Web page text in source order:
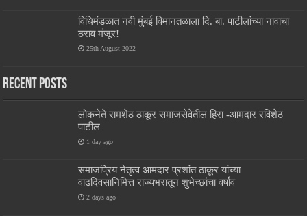
विधिमंडळात नवी मुंबई विमानतळाला दि. बा. पाटीलांच्या नावाचा
ठराव मंजूर!
25th August 2022
Recent Posts
लोकनेते रामशेठ ठाकूर समाजसेवेतील हिरा -आमदार रविशेठ
पाटील
1 day ago
समाजप्रिय नेतृत्व आमदार प्रशांत ठाकूर यांच्या
वाढदिवसानिमित्त राज्यभरातून शुभेच्छांचा वर्षाव
2 days ago